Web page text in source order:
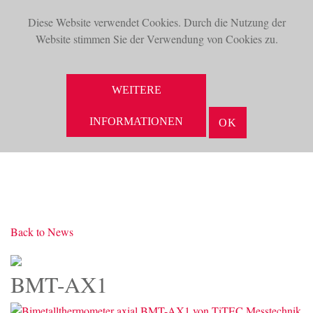
Diese Website verwendet Cookies. Durch die Nutzung der
Website stimmen Sie der Verwendung von Cookies zu.
WEITERE
INFORMATIONEN OK
Back to News
BMT-AX1